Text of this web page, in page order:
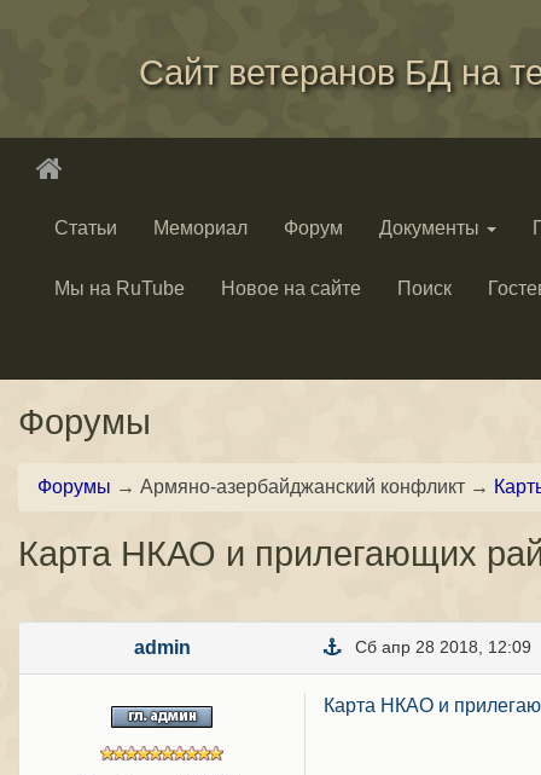
Сайт ветеранов БД на
Статьи Мемориал Форум Документы
Мы на RuTube Новое на сайте Поиск
Форумы
Форумы → Армяно-азербайджанский конфликт →
Карта НКАО и прилегающих
admin Сб апр 28 2018, 12:09
Карта НКАО и